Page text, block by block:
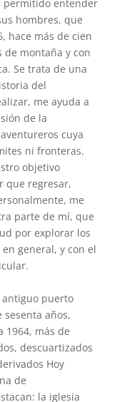
permitido entender
hombres, que
hace más de cien
de montaña y con
Se trata de una
del
me ayuda a
de la
cuya
ni fronteras.
objetivo
que regresar,
me
parte de mí, que
por explorar los
general, y con el
antiguo puerto
años,
1964, más de
descuartizados
Hoy
de
la iglesia